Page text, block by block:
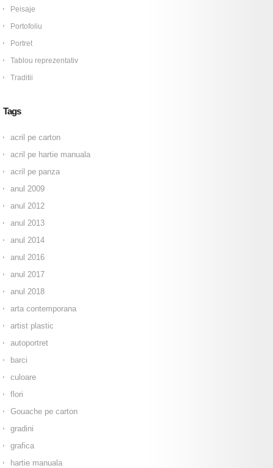
Peisaje
Portofoliu
Portret
Tablou reprezentativ
Traditii
Tags
acril pe carton
acril pe hartie manuala
acril pe panza
anul 2009
anul 2012
anul 2013
anul 2014
anul 2016
anul 2017
anul 2018
arta contemporana
artist plastic
autoportret
barci
culoare
flori
Gouache pe carton
gradini
grafica
hartie manuala